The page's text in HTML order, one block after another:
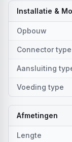
Installatie &
Opbouw
Connector type
Aansluiting
Voeding type
Afmetingen
Lengte